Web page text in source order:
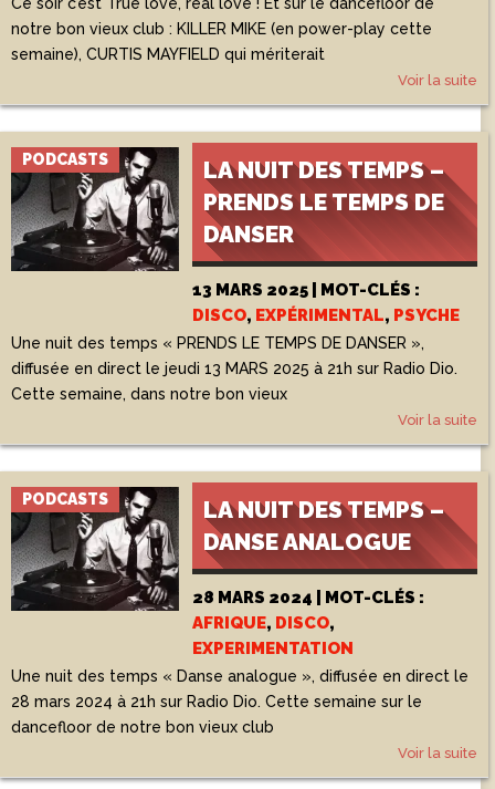
notre bon vieux club : KILLER MIKE (en power-play cette
semaine), CURTIS MAYFIELD qui mériterait
Voir la suite
PODCASTS
LA NUIT DES TEMPS –
PRENDS LE TEMPS DE
DANSER
13 MARS 2025 | MOT-CLÉS :
DISCO, EXPÉRIMENTAL, PSYCHE
Une nuit des temps « PRENDS LE TEMPS DE DANSER »,
diffusée en direct le jeudi 13 MARS 2025 à 21h sur Radio Dio.
Cette semaine, dans notre bon vieux
Voir la suite
PODCASTS
LA NUIT DES TEMPS –
DANSE ANALOGUE
28 MARS 2024 | MOT-CLÉS :
AFRIQUE, DISCO,
EXPERIMENTATION
Une nuit des temps « Danse analogue », diffusée en direct le
28 mars 2024 à 21h sur Radio Dio. Cette semaine sur le
dancefloor de notre bon vieux club
Voir la suite